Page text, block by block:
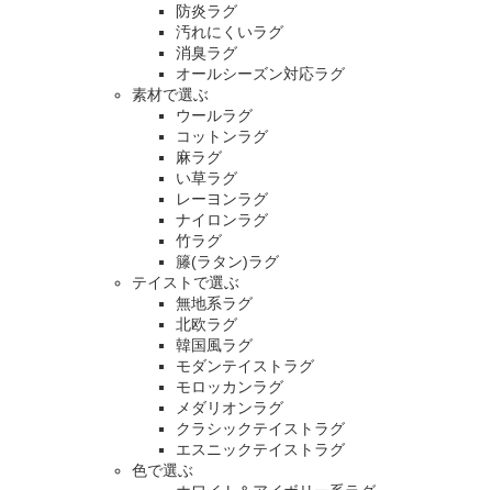
防炎ラグ
汚れにくいラグ
消臭ラグ
オールシーズン対応ラグ
素材で選ぶ
ウールラグ
コットンラグ
麻ラグ
い草ラグ
レーヨンラグ
ナイロンラグ
竹ラグ
籐(ラタン)ラグ
テイストで選ぶ
無地系ラグ
北欧ラグ
韓国風ラグ
モダンテイストラグ
モロッカンラグ
メダリオンラグ
クラシックテイストラグ
エスニックテイストラグ
色で選ぶ